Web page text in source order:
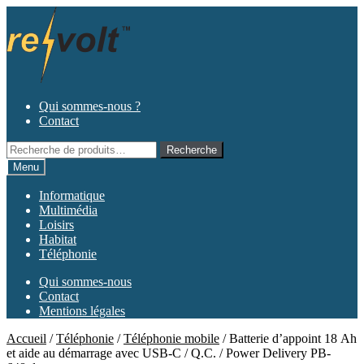
la
navigation
contenu
Qui sommes-nous ?
Contact
Recherche
pour :
Recherche
Menu
Informatique
Multimédia
Loisirs
Habitat
Téléphonie
Qui sommes-nous
Contact
Mentions légales
Accueil /Téléphonie /Téléphonie mobile /Batterie d’appoint 18 Ah
et aide au démarrage avec USB-C / Q.C. / Power Delivery PB-